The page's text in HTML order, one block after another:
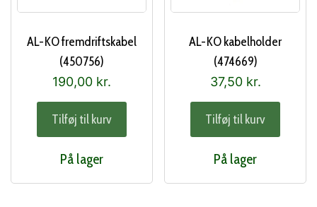
AL-KO fremdriftskabel
(450756)
190,00 kr.
Tilføj til kurv
På lager
AL-KO kabelholder
(474669)
37,50 kr.
Tilføj til kurv
På lager